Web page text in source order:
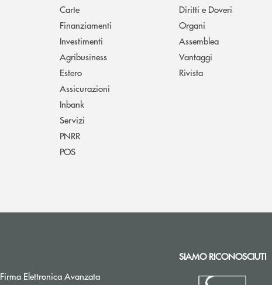
Carte
Finanziamenti
Investimenti
Agribusiness
Estero
Assicurazioni
Inbank
Servizi
PNRR
POS
Diritti e Doveri
Organi
Assemblea
Vantaggi
Rivista
Firma Elettronica AvanzataApre una nuova finestra
SIAMO RICONOSCIUTI